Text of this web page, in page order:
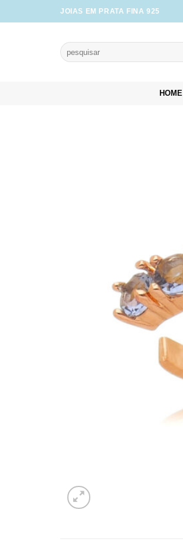
to
JOIAS EM PRATA FINA 925
Pesquisar
por:
HOME